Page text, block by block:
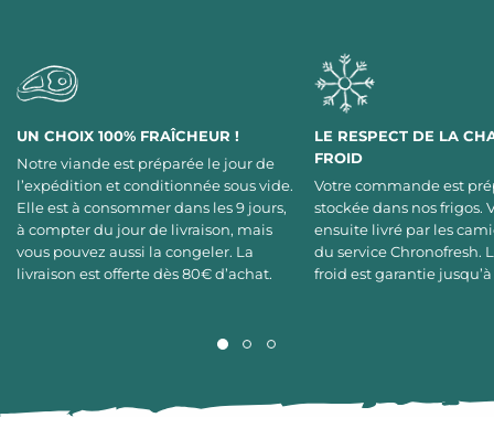
UN CHOIX 100% FRAÎCHEUR !
Notre viande est préparée le jour de
l’expédition et conditionnée sous vide.
Elle est à consommer dans les 9 jours,
à compter du jour de livraison, mais
vous pouvez aussi la congeler. La
livraison est offerte dès 80€ d’achat.
LE RESPECT DE LA
FROID
Votre commande est
stockée dans nos frigos.
ensuite livré par les
du service Chronofresh.
froid est garantie